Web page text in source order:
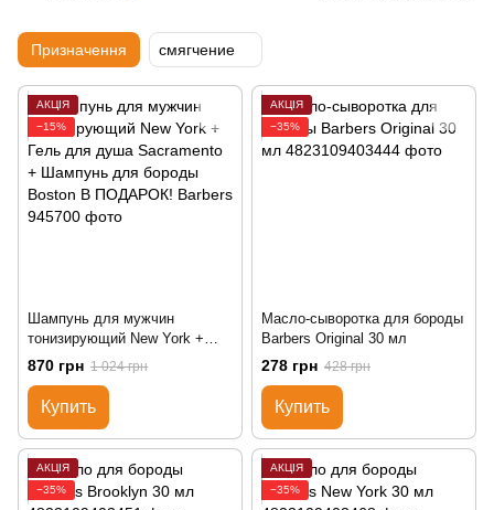
Призначення смягчение
АКЦІЯ
−15%
Шампунь для мужчин
тонизирующий New York +
Гель для душа Sacramento +
Шампунь для бороды Boston
В ПОДАРОК! Barbers
870 грн 1 024 грн
Купить
АКЦІЯ
−35%
Масло-сыворотка для бороды
Barbers Original 30 мл
278 грн 428 грн
Купить
АКЦІЯ
−35%
АКЦІЯ
−35%